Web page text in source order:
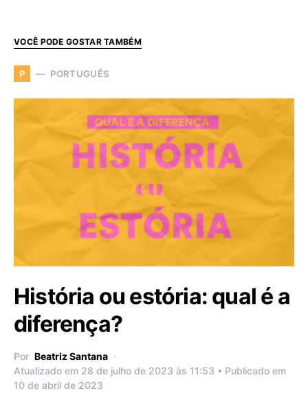
VOCÊ PODE GOSTAR TAMBÉM
P PORTUGUÊS
História ou estória: qual é a
diferença?
Por Beatriz Santana
Atualizado em 28 de julho de 2023 às 11:53 • Publicado em
10 de abril de 2023